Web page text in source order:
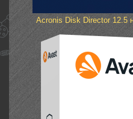
Acronis Disk Director 12.5